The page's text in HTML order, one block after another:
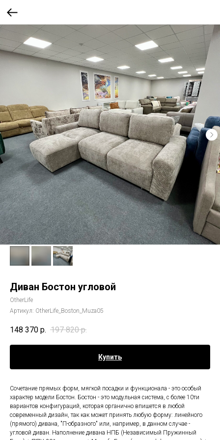
Диван Бостон угловой
OtherLife
Артикул: OtherLife_Boston_Muza05
148 370 р. 197 820 р.
Купить
Сочетание прямых форм, мягкой посадки и функционала - это особый
характер модели Бостон. Бостон - это модульная система, с более 10ти
вариантов конфигураций, которая органично впишется в любой
современный дизайн, так как может принять любую форму: линейного
(прямого) дивана, "П-образного" или, например, в данном случае -
угловой диван. Наполнение дивана НПБ (Независимый Пружинный